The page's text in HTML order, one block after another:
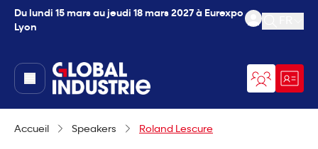
Du lundi 15 mars au jeudi 18 mars 2027 à Eurexpo
Lyon
Ouvrir
page.home
Accueil Speakers Roland Lescure